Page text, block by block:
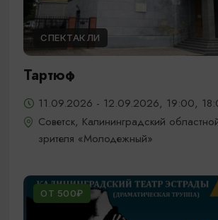
СПЕКТАКЛИ
Тартюф
11.09.2026 - 12.09.2026, 19:00,
Советск, Калининградский
зрителя «Молодежный»
ОТ 500₽